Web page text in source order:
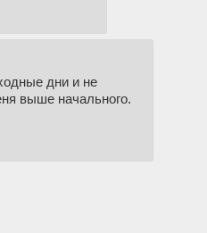
дни и не
выше начального.